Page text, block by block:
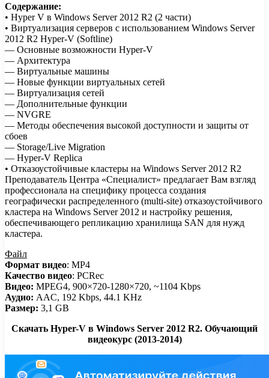
Содержание:
• Hyper V в Windows Server 2012 R2 (2 части)
• Виртуализация серверов с использованием Windows Server
2012 R2 Hyper-V (Softline)
— Основные возможности Hyper-V
— Архитектура
— Виртуальные машины
— Новые функции виртуальных сетей
— Виртуализация сетей
— Дополнительные функции
— NVGRE
— Методы обеспечения высокой доступности и защиты от
сбоев
— Storage/Live Migration
— Hyper-V Replica
• Отказоустойчивые кластеры на Windows Server 2012 R2
Преподаватель Центра «Специалист» предлагает Вам взгляд
профессионала на специфику процесса создания
географически распределенного (multi-site) отказоустойчивого
кластера на Windows Server 2012 и настройку решения,
обеспечивающего репликацию хранилища SAN для нужд
кластера.
Файл
Формат видео: MP4
Качество видео: PCRec
Видео: MPEG4, 900×720-1280×720, ~1104 Kbps
Аудио: AAC, 192 Kbps, 44.1 KHz
Размер: 3,1 GB
Скачать Hyper-V в Windows Server 2012 R2. Обучающий
видеокурс (2013-2014)